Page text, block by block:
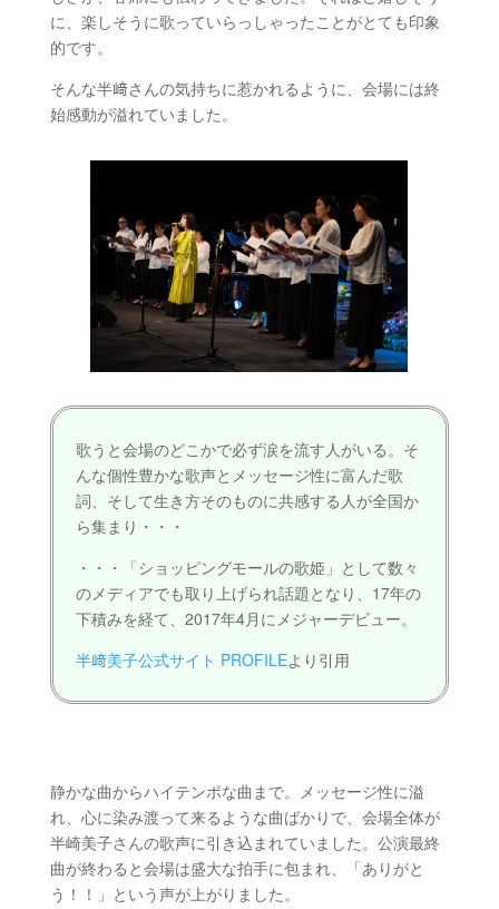
に、楽しそうに歌っていらっしゃったことがとても印象
的です。
そんな半﨑さんの気持ちに惹かれるように、会場には終
始感動が溢れていました。
歌うと会場のどこかで必ず涙を流す人がいる。そ
んな個性豊かな歌声とメッセージ性に富んだ歌
詞、そして生き方そのものに共感する人が全国か
ら集まり・・・
・・・「ショッピングモールの歌姫」として数々
のメディアでも取り上げられ話題となり、17年の
下積みを経て、2017年4月にメジャーデビュー。
半﨑美子公式サイト PROFILEより引用
静かな曲からハイテンポな曲まで。メッセージ性に溢
れ、心に染み渡って来るような曲ばかりで、会場全体が
半崎美子さんの歌声に引き込まれていました。公演最終
曲が終わると会場は盛大な拍手に包まれ、「ありがと
う！！」という声が上がりました。